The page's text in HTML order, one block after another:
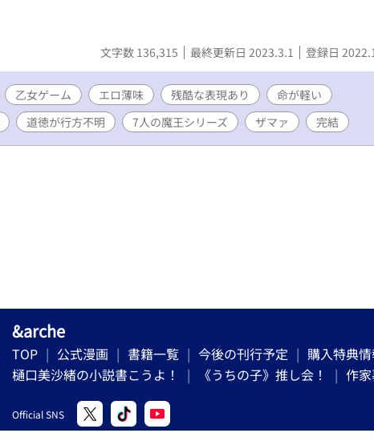
文字数 136,315 最終更新日 2023.3.1 登録日
乙女ゲーム エロ薄味 残酷な表現あり
命が軽い
道徳が行方不明 7人の魔王シリーズ ザマァ 完結
&arche
TOP 公式漫画 書籍一覧 今後の刊行予定 購入特典
樋口美沙緒の小説書こうよ！
《うちの子》推し会！ 作
Official SNS